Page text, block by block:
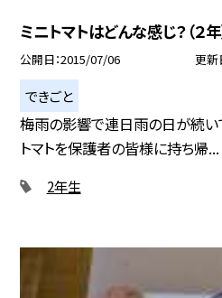
ミニトマトはどんな感じ？（２年
公開日 2015/07/06 更新
できごと
梅雨の影響で連日雨の日が続い
トマトを保護者の皆様に持ち帰...
2年生